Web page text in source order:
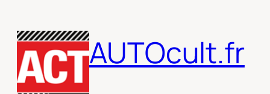
au
contenu
AUTOcult.fr